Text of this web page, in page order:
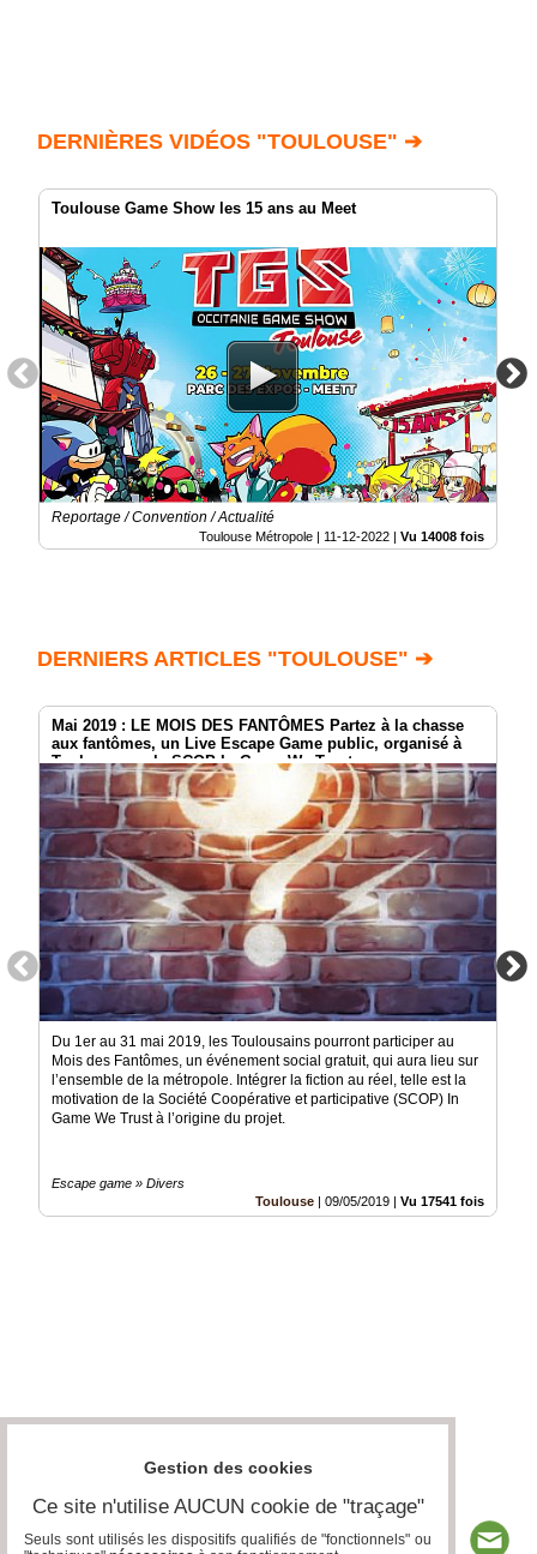
DERNIÈRES VIDÉOS "TOULOUSE" ➔
Toulouse Game Show les 15 ans au Meet
Reportage / Convention / Actualité
Toulouse Métropole | 11-12-2022 | Vu 14008 fois
DERNIERS ARTICLES "TOULOUSE" ➔
Mai 2019 : LE MOIS DES FANTÔMES Partez à la chasse
aux fantômes, un Live Escape Game public, organisé à
Toulouse par la SCOP In Game We Trust
Du 1er au 31 mai 2019, les Toulousains pourront participer au
Mois des Fantômes, un événement social gratuit, qui aura lieu sur
l’ensemble de la métropole. Intégrer la fiction au réel, telle est la
motivation de la Société Coopérative et participative (SCOP) In
Game We Trust à l’origine du projet.
Escape game » Divers
Toulouse
09/05/2019 Vu 17541 fois
Gestion des cookies
Ce site n'utilise AUCUN cookie de "traçage"
Seuls sont utilisés les dispositifs qualifiés de "fonctionnels" ou